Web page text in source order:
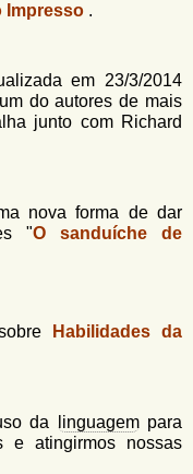
Impresso .
em 23/3/2014
do autores de mais
junto com Richard
nova forma de dar
"O sanduíche de
Habilidades da
da
linguagempara
e atingirmos nossas